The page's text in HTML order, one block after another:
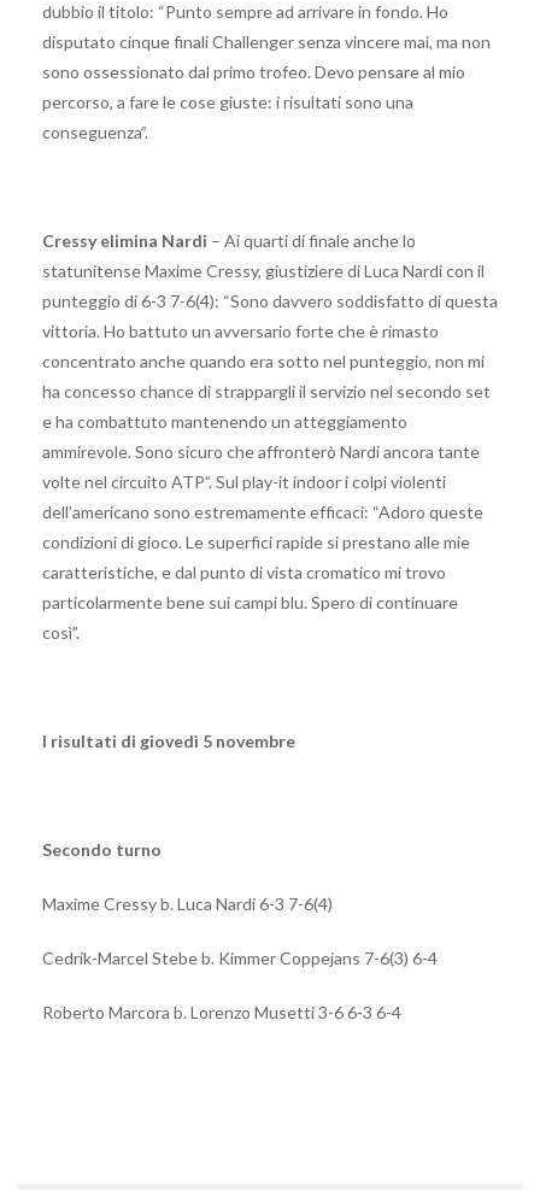
dubbio il titolo: “Punto sempre ad arrivare in fondo. Ho
disputato cinque finali Challenger senza vincere mai, ma non
sono ossessionato dal primo trofeo. Devo pensare al mio
percorso, a fare le cose giuste: i risultati sono una
conseguenza”.
Cressy elimina Nardi – Ai quarti di finale anche lo
statunitense Maxime Cressy, giustiziere di Luca Nardi con il
punteggio di 6-3 7-6(4): “Sono davvero soddisfatto di questa
vittoria. Ho battuto un avversario forte che è rimasto
concentrato anche quando era sotto nel punteggio, non mi
ha concesso chance di strappargli il servizio nel secondo set
e ha combattuto mantenendo un atteggiamento
ammirevole. Sono sicuro che affronterò Nardi ancora tante
volte nel circuito ATP”. Sul play-it indoor i colpi violenti
dell’americano sono estremamente efficaci: “Adoro queste
condizioni di gioco. Le superfici rapide si prestano alle mie
caratteristiche, e dal punto di vista cromatico mi trovo
particolarmente bene sui campi blu. Spero di continuare
così”.
I risultati di giovedì 5 novembre
Secondo turno
Maxime Cressy b. Luca Nardi 6-3 7-6(4)
Cedrik-Marcel Stebe b. Kimmer Coppejans 7-6(3) 6-4
Roberto Marcora b. Lorenzo Musetti 3-6 6-3 6-4